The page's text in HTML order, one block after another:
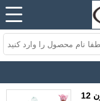
آشپزخانه آشپزخانه سیلیکون 12pcs، آشپزخانه